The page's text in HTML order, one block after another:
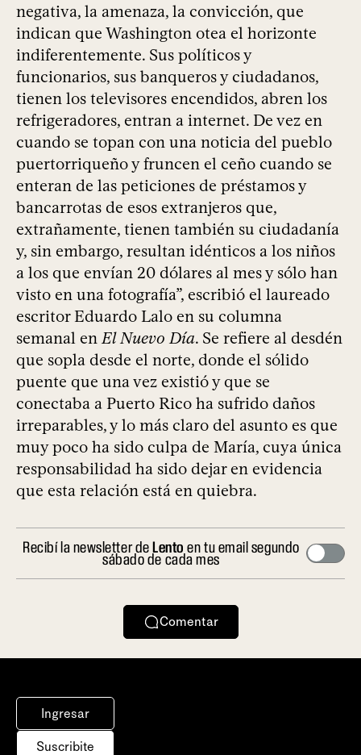
negativa, la amenaza, la convicción, que
indican que Washington otea el horizonte
indiferentemente. Sus políticos y
funcionarios, sus banqueros y ciudadanos,
tienen los televisores encendidos, abren los
refrigeradores, entran a internet. De vez en
cuando se topan con una noticia del pueblo
puertorriqueño y fruncen el ceño cuando se
enteran de las peticiones de préstamos y
bancarrotas de esos extranjeros que,
extrañamente, tienen también su ciudadanía
y, sin embargo, resultan idénticos a los niños
a los que envían 20 dólares al mes y sólo han
visto en una fotografía”, escribió el laureado
escritor Eduardo Lalo en su columna
semanal en El Nuevo Día. Se refiere al desdén
que sopla desde el norte, donde el sólido
puente que una vez existió y que se
conectaba a Puerto Rico ha sufrido daños
irreparables, y lo más claro del asunto es que
muy poco ha sido culpa de María, cuya única
responsabilidad ha sido dejar en evidencia
que esta relación está en quiebra.
Recibí la newsletter deLento en tu email segundo
sábado de cada mes
Comentar
Ingresar
Suscribite